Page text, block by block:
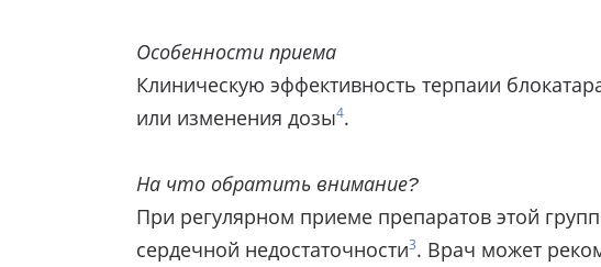
Особенности приема
Клиническую эффективность терпаии
или изменения дозы4.
На что обратить внимание?
При регулярном приеме препаратов этой
сердечной недостаточности3. Врач может